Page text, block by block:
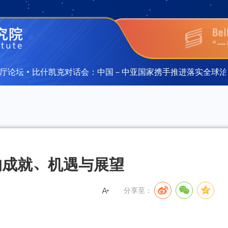
什凯克对话会：中国－中亚国家携手推进落实全球治理倡
就、机遇与展望
分享至：